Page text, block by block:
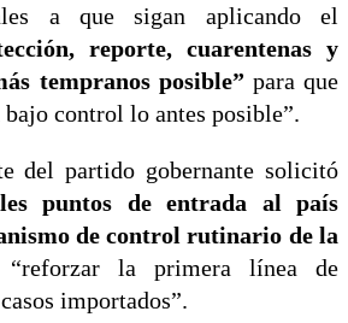
a que sigan aplicando el
reporte, cuarentenas y
tempranos posible” para que
bajo control lo antes posible”.
del partido gobernante solicitó
puntos de entrada al país
de control rutinario de la
“reforzar la primera línea de
importados”.